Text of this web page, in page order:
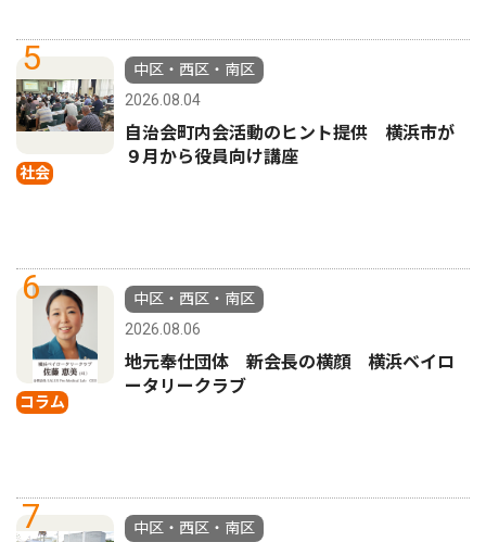
5
社会
中区・西区・南区
2026.08.04
自治会町内会活動のヒント提供 横浜市が
９月から役員向け講座
6
コラム
中区・西区・南区
2026.08.06
地元奉仕団体 新会長の横顔 横浜ベイロ
ータリークラブ
7
中区・西区・南区